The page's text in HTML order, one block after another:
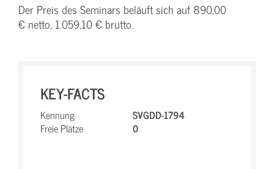
Der Preis des Seminars beläuft sich auf 890,00
€ netto, 1.059,10 € brutto.
KEY-FACTS
Kennung
SVGDD-1794
Freie Plätze
0